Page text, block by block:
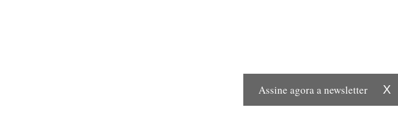
X
Assine agora a newsletter